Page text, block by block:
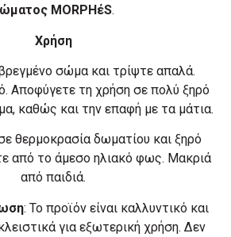
MORPHέS.
Χρήση
σώμα και τρίψτε απαλά.
Αποφύγετε τη χρήση σε πολύ ξηρό
καθώς και την επαφή με τα μάτια.
θερμοκρασία δωματίου και ξηρό
από το άμεσο ηλιακό φως. Μακριά
από παιδιά.
: Το προϊόν είναι καλλυντικό και
για εξωτερική χρήση. Δεν